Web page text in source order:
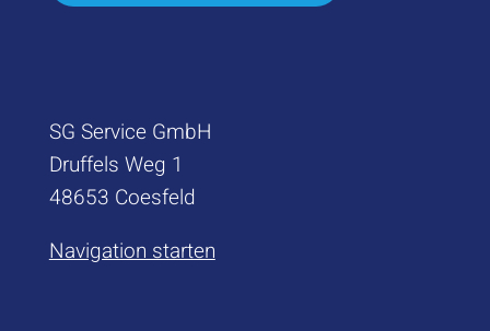
SG Service GmbH
Druffels Weg 1
48653 Coesfeld
Navigation starten